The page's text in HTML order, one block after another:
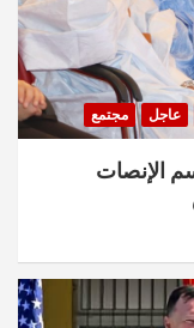
عاجل مجتمع
الإنصات